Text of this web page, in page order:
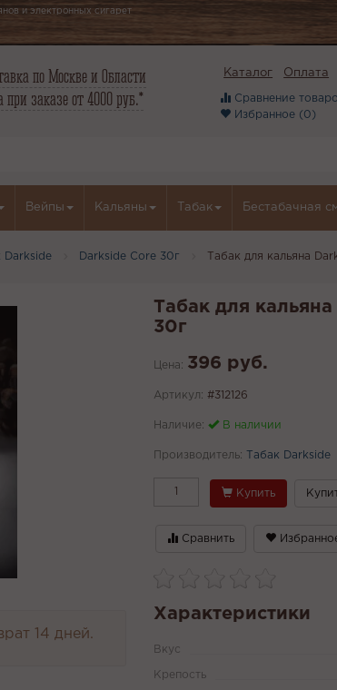
и электронных сигарет
по Москве и Области
при заказе от 4000 руб.*
Каталог Оплата
Сравнение
Избранное (0)
Вейпы Кальяны Табак Бестабачная
Darkside Darkside Core 30г Табак для кальяна
14 дней.
Табак для
30г
Цена: 396 руб.
Артикул: #312126
Наличие: В наличии
Производитель: Табак Darkside
Купить
Сравнить
Характеристики
Вкус
Крепость